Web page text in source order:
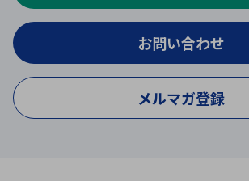
お問い合わせ
メルマガ登録